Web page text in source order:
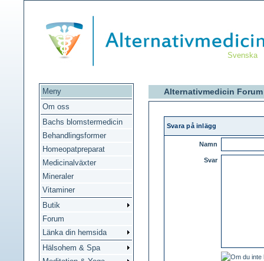
Svenska
Meny
Om oss
Bachs blomstermedicin
Behandlingsformer
Homeopatpreparat
Medicinalväxter
Mineraler
Vitaminer
Butik
Forum
Länka din hemsida
Hälsohem & Spa
Alternativmedicin Forum
Svara på inlägg
Namn
Svar